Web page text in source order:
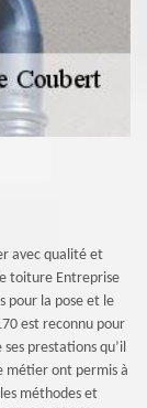
avec qualité et
toiture Entreprise
pour la pose et le
est reconnu pour
prestations qu’il
métier ont permis à
méthodes et